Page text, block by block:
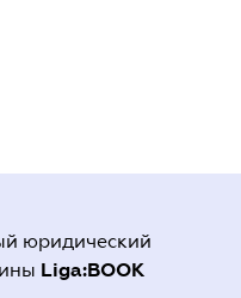
юридический
Liga:BOOK